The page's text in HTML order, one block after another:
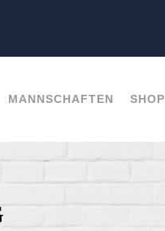
MANNSCHAFTEN SHOP